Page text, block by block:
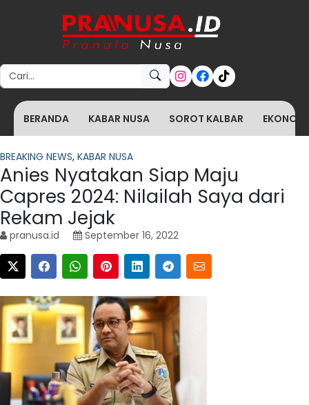
Search for:
BERANDA KABAR NUSA SOROT KALBAR
BREAKING NEWS, KABAR NUSA
Anies Nyatakan Siap Maju
Capres 2024: Nilailah Saya dari
Rekam Jejak
pranusa.id September 16, 2022